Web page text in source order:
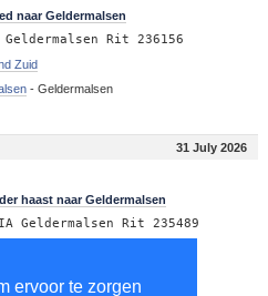
ervoor te zorgen
naar Geldermalsen
Geldermalsen Rit 236156
Zuid
- Geldermalsen
31 July 2026
haast naar Geldermalsen
Geldermalsen Rit 235489